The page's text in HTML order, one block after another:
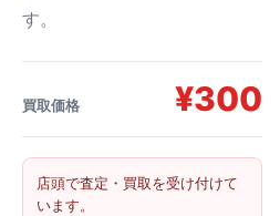
す。
買取価格 ¥300
店頭で査定・買取を受け付けて
います。